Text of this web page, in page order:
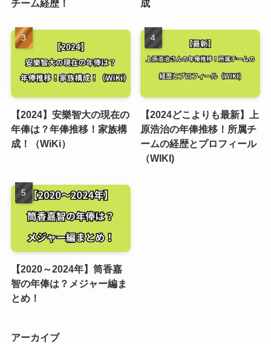
チーム経歴！
成
【2024】安樂智大の現在の
年俸は？年俸推移！家族構
成！（WiKi）
【2024どこよりも最新】上
原浩治の年俸推移！所属チ
ームの経歴とプロフィール
（WIKI)
【2020～2024年】筒香嘉
智の年俸は？メジャー編ま
とめ！
アーカイブ